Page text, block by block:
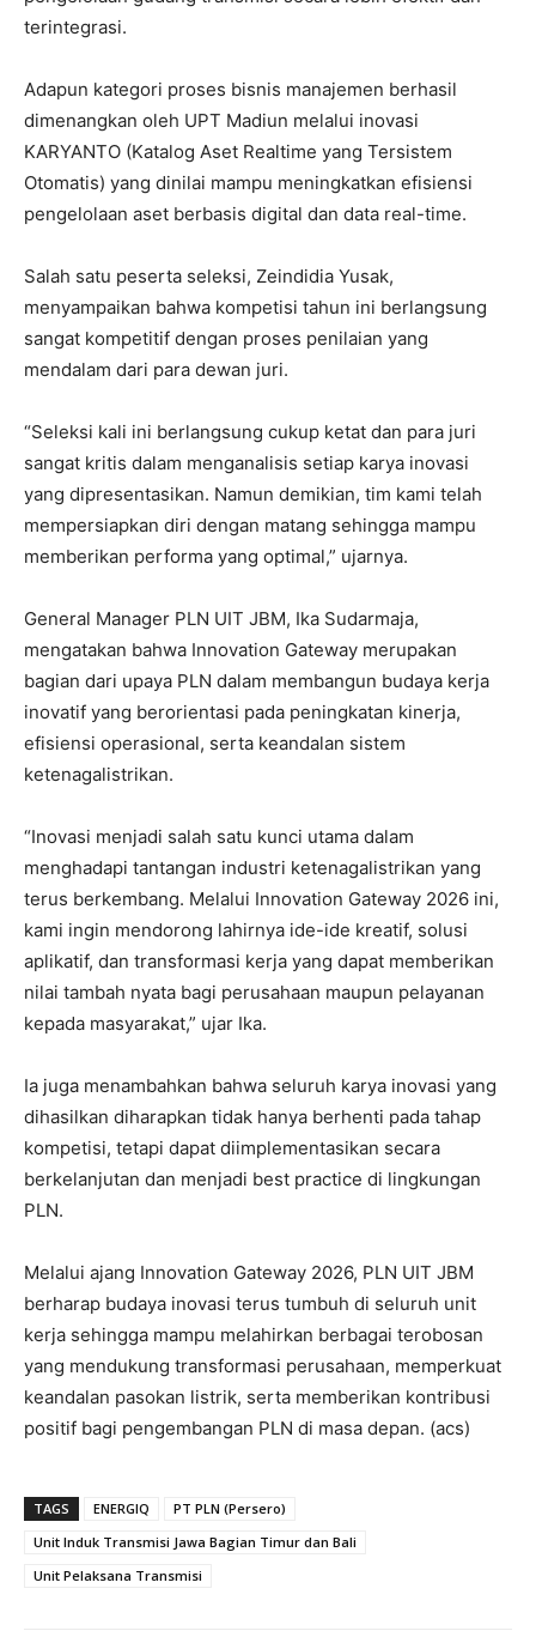
terintegrasi.
Adapun kategori proses bisnis manajemen berhasil
dimenangkan oleh UPT Madiun melalui inovasi
KARYANTO (Katalog Aset Realtime yang Tersistem
Otomatis) yang dinilai mampu meningkatkan efisiensi
pengelolaan aset berbasis digital dan data real-time.
Salah satu peserta seleksi, Zeindidia Yusak,
menyampaikan bahwa kompetisi tahun ini berlangsung
sangat kompetitif dengan proses penilaian yang
mendalam dari para dewan juri.
“Seleksi kali ini berlangsung cukup ketat dan para juri
sangat kritis dalam menganalisis setiap karya inovasi
yang dipresentasikan. Namun demikian, tim kami telah
mempersiapkan diri dengan matang sehingga mampu
memberikan performa yang optimal,” ujarnya.
General Manager PLN UIT JBM, Ika Sudarmaja,
mengatakan bahwa Innovation Gateway merupakan
bagian dari upaya PLN dalam membangun budaya kerja
inovatif yang berorientasi pada peningkatan kinerja,
efisiensi operasional, serta keandalan sistem
ketenagalistrikan.
“Inovasi menjadi salah satu kunci utama dalam
menghadapi tantangan industri ketenagalistrikan yang
terus berkembang. Melalui Innovation Gateway 2026 ini,
kami ingin mendorong lahirnya ide-ide kreatif, solusi
aplikatif, dan transformasi kerja yang dapat memberikan
nilai tambah nyata bagi perusahaan maupun pelayanan
kepada masyarakat,” ujar Ika.
Ia juga menambahkan bahwa seluruh karya inovasi yang
dihasilkan diharapkan tidak hanya berhenti pada tahap
kompetisi, tetapi dapat diimplementasikan secara
berkelanjutan dan menjadi best practice di lingkungan
PLN.
Melalui ajang Innovation Gateway 2026, PLN UIT JBM
berharap budaya inovasi terus tumbuh di seluruh unit
kerja sehingga mampu melahirkan berbagai terobosan
yang mendukung transformasi perusahaan, memperkuat
keandalan pasokan listrik, serta memberikan kontribusi
positif bagi pengembangan PLN di masa depan. (acs)
TAGS ENERGIQ
PT PLN (Persero)
Unit Induk Transmisi Jawa Bagian Timur dan Bali
Unit Pelaksana Transmisi